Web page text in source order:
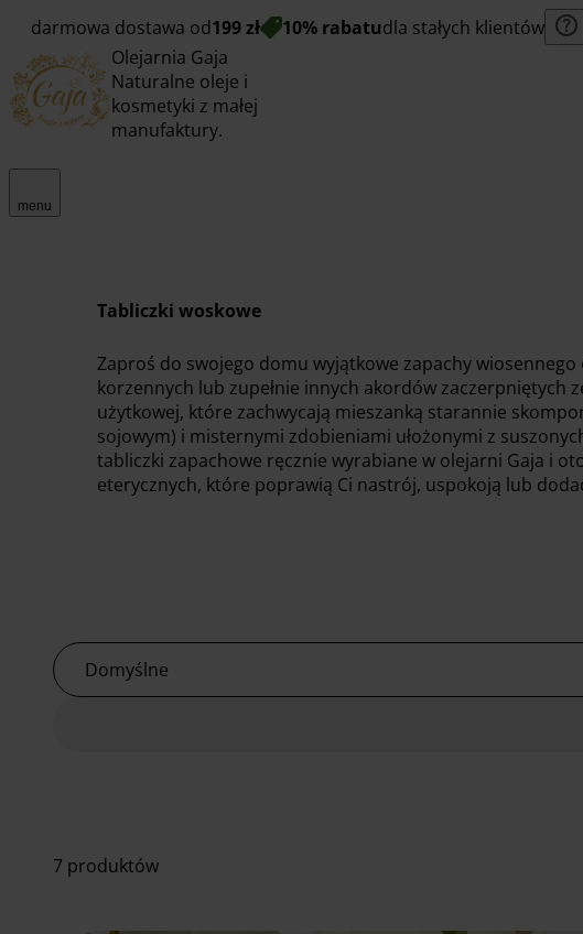
darmowa dostawa od199 zł 10% rabatudla stałych klientów
Olejarnia Gaja
Naturalne oleje i
kosmetyki z małej
manufaktury.
menu
Tabliczki woskowe
Zaproś do swojego domu wyjątkowe zapachy
korzennych lub zupełnie innych akordów zaczerpniętych
użytkowej, które zachwycają mieszanką starannie
sojowym) i misternymi zdobieniami ułożonymi z
tabliczki zapachowe ręcznie wyrabiane w olejarni Gaja i
eterycznych, które poprawią Ci nastrój, uspokoją lub
Domyślne
7 produktów